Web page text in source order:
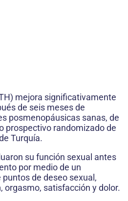
mejora significativamente
de seis meses de
posmenopáusicas sanas, de
prospectivo randomizado de
Turquía.
su función sexual antes
por medio de un
de deseo sexual,
orgasmo, satisfacción y dolor.